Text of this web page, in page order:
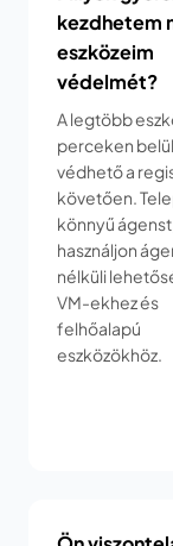
kezdhetem
eszközeim
védelmét?
A legtöbb
perceken belül
védhető a
követően.
könnyű
használjon
nélküli
VM-ekhez és
felhőalapú
eszközökhöz.